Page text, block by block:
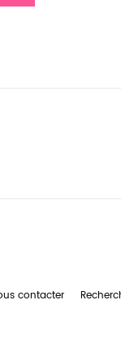
contacter